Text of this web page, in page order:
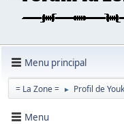
Menu principal
= La Zone = ► Profil de
Menu